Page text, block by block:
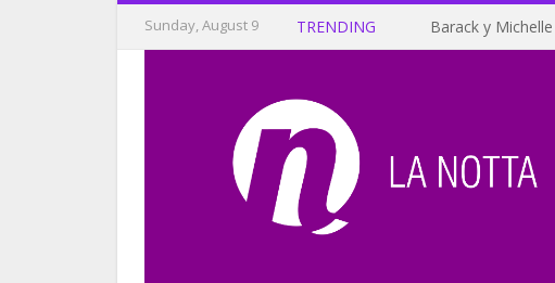
Sunday, August 9 TRENDING Barack y